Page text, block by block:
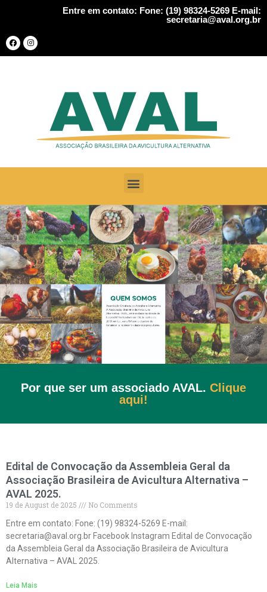
Entre em contato: Fone: (19) 98324-5269 E-mail:
secretaria@aval.org.br
Por que ser um associado AVAL. Clique
aqui!
Edital de Convocação da Assembleia Geral da
Associação Brasileira de Avicultura Alternativa –
AVAL 2025.
19 de August de 2025
No Comments
Entre em contato: Fone: (19) 98324-5269 E-mail:
secretaria@aval.org.br Facebook Instagram Edital de Convocação
da Assembleia Geral da Associação Brasileira de Avicultura
Alternativa – AVAL 2025.
Leia Mais